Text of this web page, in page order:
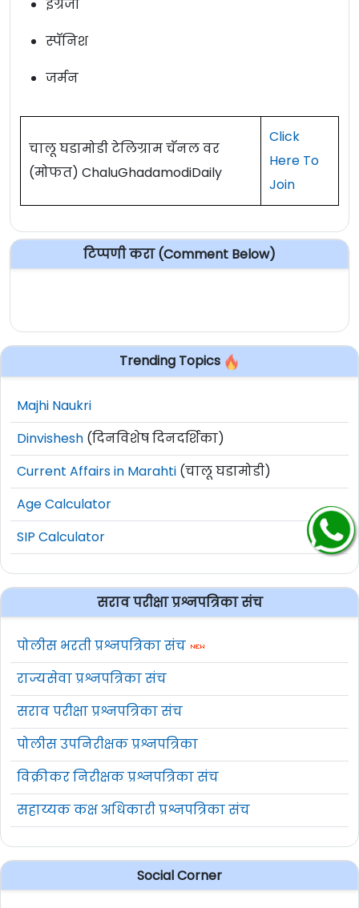
इंग्रजी
स्पॅनिश
जर्मन
चालू घडामोडी टेलिग्राम चॅनल वर
(मोफत) ChaluGhadamodiDaily
Click
Here To
Join
टिप्पणी करा (Comment Below)
Trending Topics
Majhi Naukri
Dinvishesh (दिनविशेष दिनदर्शिका)
Current Affairs in Marahti (चालू घडामोडी)
Age Calculator
SIP Calculator
सराव परीक्षा प्रश्नपत्रिका संच
पोलीस भरती प्रश्नपत्रिका संच
राज्यसेवा प्रश्नपत्रिका संच
सराव परीक्षा प्रश्नपत्रिका संच
पोलीस उपनिरीक्षक प्रश्नपत्रिका
विक्रीकर निरीक्षक प्रश्नपत्रिका संच
सहाय्यक कक्ष अधिकारी प्रश्नपत्रिका संच
Social Corner